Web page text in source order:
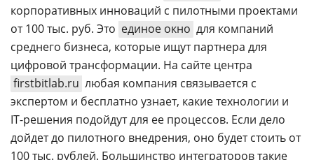
ТВ
Об
издании
Реклама
Вакансии
Контакты
Max
Дзен
Rutube
корпоративных инноваций с пилотными проектами
от 100 тыс. руб. Это единое окно для компаний
среднего бизнеса, которые ищут партнера для
цифровой трансформации. На сайте центра
firstbitlab.ru любая компания связывается с
экспертом и бесплатно узнает, какие технологии и
IT-решения подойдут для ее процессов. Если дело
дойдет до пилотного внедрения, оно будет стоить от
100 тыс. рублей. Большинство интеграторов такие